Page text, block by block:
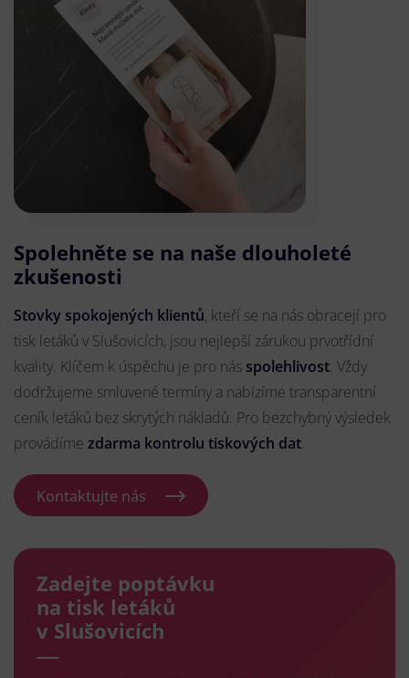
Spolehněte se na naše dlouholeté
zkušenosti
Stovky spokojených klientů, kteří se na nás obracejí pro
tisk letáků v Slušovicích, jsou nejlepší zárukou prvotřídní
kvality. Klíčem k úspěchu je pro nás spolehlivost. Vždy
dodržujeme smluvené termíny a nabízíme transparentní
ceník letáků bez skrytých nákladů. Pro bezchybný výsledek
provádíme zdarma kontrolu tiskových dat.
Kontaktujte nás
Zadejte poptávku
na tisk letáků
v Slušovicích